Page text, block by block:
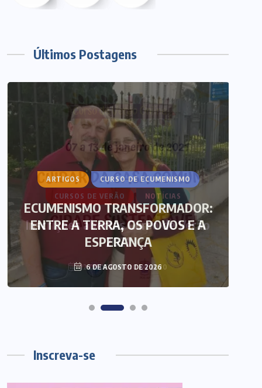
Últimos Postagens
ARTIGOS CURSO DE ECUMENISMO
ECUMENISMO TRANSFORMADOR:
ENTRE A TERRA, OS POVOS E A
ESPERANÇA
6 DE AGOSTO DE 2026
Inscreva-se